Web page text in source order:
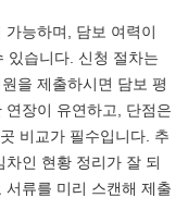
능하며, 담보 여력이
있습니다. 신청 절차는
을 제출하시면 담보 평
장이 유연하고, 단점은
비교가 필수입니다. 추
인 현황 정리가 잘 되
류를 미리 스캔해 제출